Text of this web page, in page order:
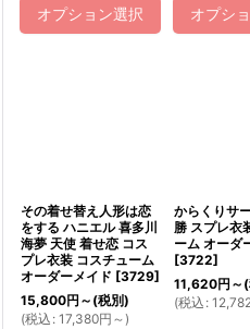
オプション選択 オプシ
その着せ替え人形は恋
をする ハニエル 喜多川
海夢 天使 着せ恋 コス
プレ衣装 コスチューム
オーダーメイド [3729]
15,800円 ～ (税別)
(税込 : 17,380円 ～)
からくりサ
勝 スプレ衣
ーム オーダ
[3722]
11,620円 ～
(税込 :